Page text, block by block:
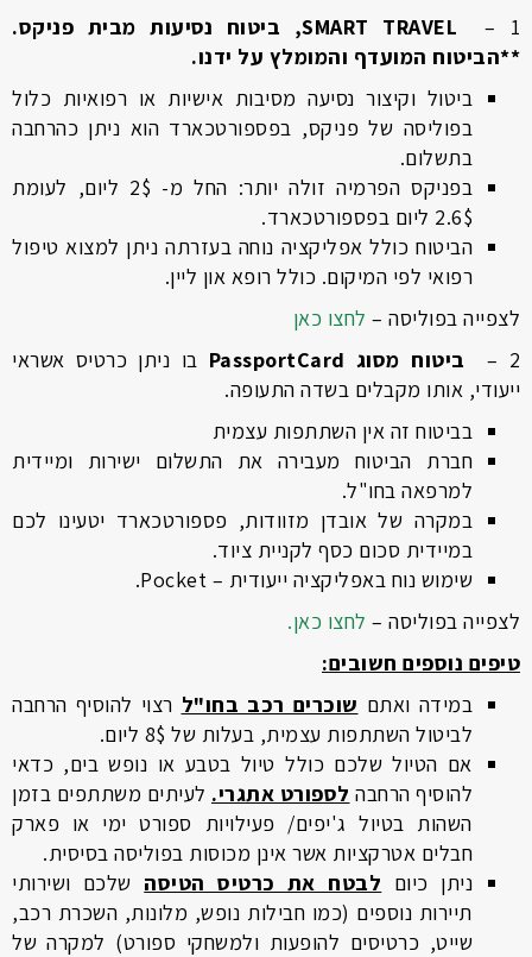
1 –
SMART TRAVEL, ביטוח נסיעות מבית פניקס.
**הביטוח המועדף והמומלץ על ידנו.
ביטול וקיצור נסיעה מסיבות אישיות או רפואיות כלול
בפוליסה של פניקס, בפספורטכארד הוא ניתן כהרחבה
בתשלום.
בפניקס הפרמיה זולה יותר: החל מ- 2$ ליום, לעומת
2.6$ ליום בפספורטכארד.
הביטוח כולל אפליקציה נוחה בעזרתה ניתן למצוא טיפול
רפואי לפי המיקום. כולל רופא און ליין.
לצפייה בפוליסה – לחצו כאן
2 –
ביטוח מסוג PassportCard בו ניתן כרטיס אשראי
ייעודי, אותו מקבלים בשדה התעופה.
בביטוח זה אין השתתפות עצמית
חברת הביטוח מעבירה את התשלום ישירות ומיידית
למרפאה בחו"ל.
במקרה של אובדן מזוודות, פספורטכארד יטעינו לכם
במיידית סכום כסף לקניית ציוד.
שימוש נוח באפליקציה ייעודית – Pocket.
לצפייה בפוליסה – לחצו כאן.
טיפים נוספים חשובים:
במידה ואתם שוכרים רכב בחו"ל רצוי להוסיף הרחבה
לביטול השתתפות עצמית, בעלות של 8$ ליום.
אם הטיול שלכם כולל טיול בטבע או נופש בים, כדאי
להוסיף הרחבה לספורט אתגרי. לעיתים משתתפים בזמן
השהות בטיול ג'יפים/ פעילויות ספורט ימי או פארק
חבלים אטרקציות אשר אינן מכוסות בפוליסה בסיסית.
ניתן כיום לבטח את כרטיס הטיסה שלכם ושירותי
תיירות נוספים (כמו חבילות נופש, מלונות, השכרת רכב,
שייט, כרטיסים להופעות ולמשחקי ספורט) למקרה של